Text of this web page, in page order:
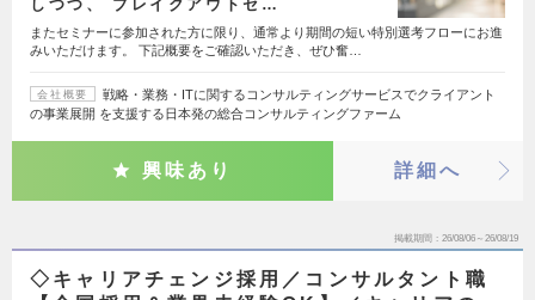
しつつ、 ブレイクアウトセ…
またセミナーに参加された方に限り、通常より期間の短い特別選考フローにお進
みいただけます。 下記概要をご確認いただき、ぜひ奮…
会社概要
戦略・業務・ITに関するコンサルティングサービスでクライアント
の事業展開 を支援する日本発の総合コンサルティングファーム
興味あり 詳細へ
掲載期間 26/08/06～26/08/19
◇キャリアチェンジ採用／コンサルタント職